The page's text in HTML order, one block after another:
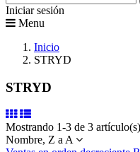
Iniciar sesión
Menu
Inicio
STRYD
STRYD
Mostrando 1-3 de 3 artículo(s)
Nombre, Z a A